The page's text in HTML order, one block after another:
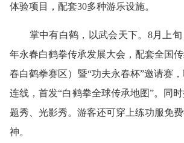
体验项目，配套30多种游乐设施。
掌中有白鹤，以武会天下。8月上旬
年永春白鹤拳传承发展大会，配套全国
春白鹤拳赛区）暨“功夫永春杯”邀请赛
连线，首发“白鹤拳全球传承地图”。同
题秀、光影秀。游客还可穿上练功服免
神。